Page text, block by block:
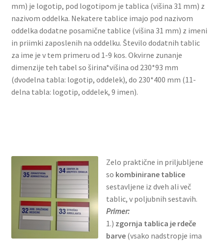
mm) je logotip, pod logotipom je tablica (višina 31 mm) z
nazivom oddelka. Nekatere tablice imajo pod nazivom
oddelka dodatne posamične tablice (višina 31 mm) z imeni
in priimki zaposlenih na oddelku. Število dodatnih tablic
za ime je v tem primeru od 1-9 kos. Okvirne zunanje
dimenzije teh tabel so širina*višina od 230*93 mm
(dvodelna tabla: logotip, oddelek), do 230*400 mm (11-
delna tabla: logotip, oddelek, 9 imen).
Zelo praktične in priljubljene
so kombinirane tablice
sestavljene iz dveh ali več
tablic, v poljubnih sestavih.
Primer:
1.) zgornja tablica je rdeče
barve(vsako nadstropje ima